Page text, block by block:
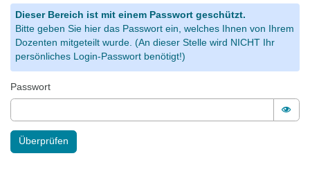
Dieser Bereich ist mit einem Passwort geschützt.
Bitte geben Sie hier das Passwort ein, welches Ihnen von Ihrem
Dozenten mitgeteilt wurde. (An dieser Stelle wird NICHT Ihr
persönliches Login-Passwort benötigt!)
Passwort
Überprüfen